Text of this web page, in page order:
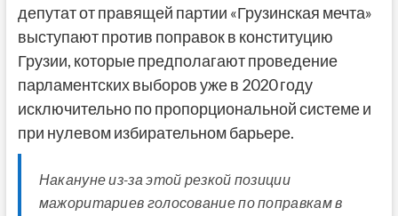
депутат от правящей партии «Грузинская мечта»
выступают против поправок в конституцию
Грузии, которые предполагают проведение
парламентских выборов уже в 2020 году
исключительно по пропорциональной системе и
при нулевом избирательном барьере.
Накануне из-за этой резкой позиции
мажоритариев голосование по поправкам в